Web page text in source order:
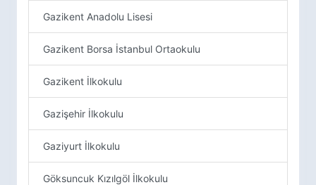
Gazikent Anadolu Lisesi
Gazikent Borsa İstanbul Ortaokulu
Gazikent İlkokulu
Gazişehir İlkokulu
Gaziyurt İlkokulu
Göksuncuk Kızılgöl İlkokulu